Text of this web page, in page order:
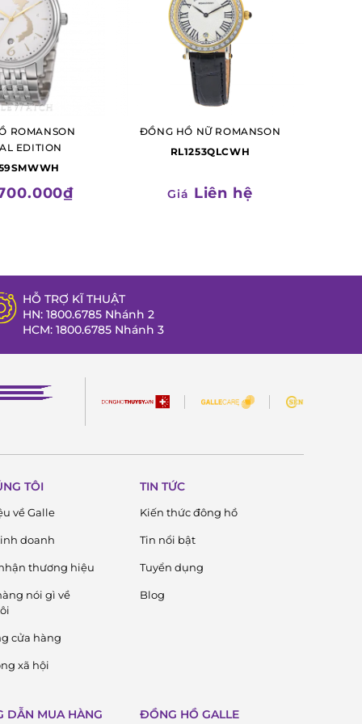
ROMANSON
EDITION
ĐỒNG HỒ NỮ ROMANSON
RL1253QLCWH
Giá Liên hệ
HỖ TRỢ KĨ THUẬT
HN: 1800.6785 Nhánh 2
HCM: 1800.6785 Nhánh 3
TÔI
về Galle
doanh
thương hiệu
nói gì về
cửa hàng
xã hội
TIN TỨC
Kiến thức đông hồ
Tin nổi bật
Tuyển dụng
Blog
DẪN MUA HÀNG ĐỒNG HỒ GALLE